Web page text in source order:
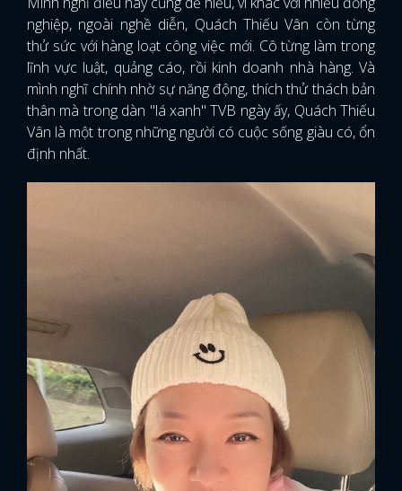
FACEBOOK GOOGLE
nghiệp, ngoài nghề diễn, Quách Thiếu Vân còn từng
thử sức với hàng loạt công việc mới. Cô từng làm trong
lĩnh vực luật, quảng cáo, rồi kinh doanh nhà hàng. Và
mình nghĩ chính nhờ sự năng động, thích thử thách bản
thân mà trong dàn "lá xanh" TVB ngày ấy, Quách Thiếu
Vân là một trong những người có cuộc sống giàu có, ổn
định nhất.